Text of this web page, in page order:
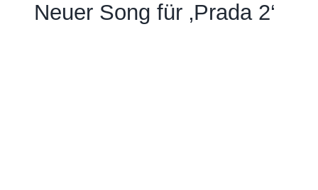
Neuer Song für ‚Prada 2‘